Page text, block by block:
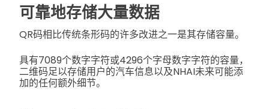
可靠地存储大量数据
QR码相比传统条形码的许多改进之一是其存储容量。
具有7089个数字字符或4296个字母数字字符的容量，
二维码足以存储用户的汽车信息以及NHAI未来可能添
加的任何额外细节。